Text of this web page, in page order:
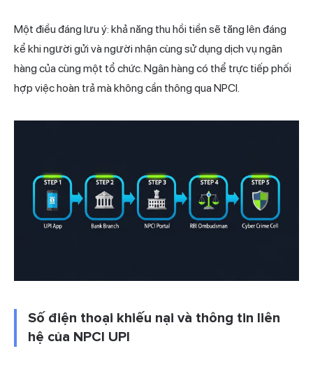
Một điều đáng lưu ý: khả năng thu hồi tiền sẽ tăng lên đáng
kể khi người gửi và người nhận cùng sử dụng dịch vụ ngân
hàng của cùng một tổ chức. Ngân hàng có thể trực tiếp phối
hợp việc hoàn trả mà không cần thông qua NPCI.
Số điện thoại khiếu nại và thông tin liên
hệ của NPCI UPI